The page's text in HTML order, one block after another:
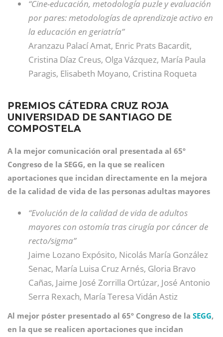
“Cine-educación, metodología puzle y evaluación
por pares: metodologías de aprendizaje activo en
la educación en geriatría”
Aranzazu Palací Amat, Enric Prats Bacardit,
Cristina Díaz Creus, Olga Vázquez, María Paula
Paragis, Elisabeth Moyano, Cristina Roqueta
PREMIOS CÁTEDRA CRUZ ROJA
UNIVERSIDAD DE SANTIAGO DE
COMPOSTELA
A la mejor comunicación oral presentada al 65º
Congreso de la SEGG, en la que se realicen
aportaciones que incidan directamente en la mejora
de la calidad de vida de las personas adultas mayores
“Evolución de la calidad de vida de adultos
mayores con ostomía tras cirugía por cáncer de
recto/sigma”
Jaime Lozano Expósito, Nicolás María González
Senac, María Luisa Cruz Arnés, Gloria Bravo
Cañas, Jaime José Zorrilla Ortúzar, José Antonio
Serra Rexach, María Teresa Vidán Astiz
Al mejor póster presentado al 65º Congreso de la SEGG,
en la que se realicen aportaciones que incidan